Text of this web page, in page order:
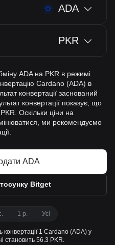
ADA
PKR
ADA на PKR в режимі
Cardano (ADA) в
конвертації заснований
конвертації показує, що
Оскільки ціни на
ми рекомендуємо
ADA
Bitget
1 р. Усі
конвертації 1 Cardano (ADA) у
становить 56.3 PKR.